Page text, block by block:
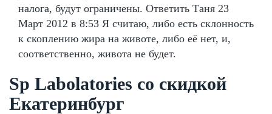
налога, будут ограничены. Ответить Таня 23
Март 2012 в 8:53 Я считаю, либо есть склонность
к скоплению жира на животе, либо её нет, и,
соответственно, живота не будет.
Sp Labolatories со скидкой
Екатеринбург